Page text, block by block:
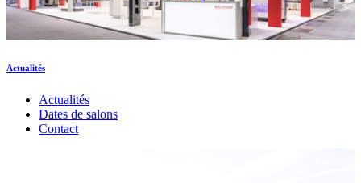
Actualités
Actualités
Dates de salons
Contact